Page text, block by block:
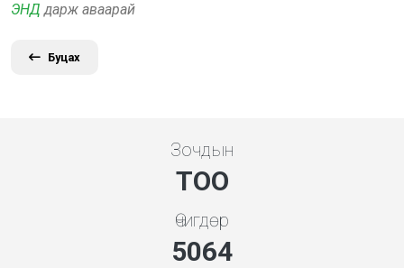
ЭНД дарж аваарай
Буцах
Зочдын
ТОО
Өчигдөр
5453